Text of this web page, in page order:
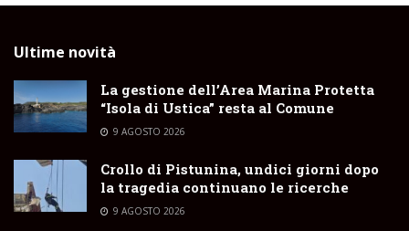
Ultime novità
La gestione dell’Area Marina Protetta
“Isola di Ustica” resta al Comune
9 AGOSTO 2026
Crollo di Pistunina, undici giorni dopo
la tragedia continuano le ricerche
9 AGOSTO 2026